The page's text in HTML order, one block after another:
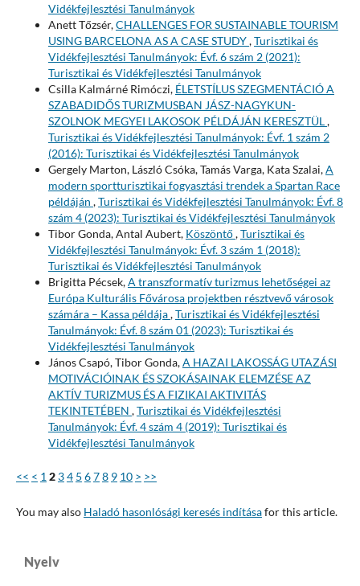
Vidékfejlesztési Tanulmányok
Anett Tőzsér,CHALLENGES FOR SUSTAINABLE TOURISM
USING BARCELONA AS A CASE STUDY,Turisztikai és
Vidékfejlesztési Tanulmányok: Évf. 6 szám 2 (2021):
Turisztikai és Vidékfejlesztési Tanulmányok
Csilla Kalmárné Rimóczi, ÉLETSTÍLUS SZEGMENTÁCIÓ A
SZABADIDŐS TURIZMUSBAN JÁSZ-NAGYKUN-
SZOLNOK MEGYEI LAKOSOK PÉLDÁJÁN KERESZTÜL,
Turisztikai és Vidékfejlesztési Tanulmányok: Évf. 1 szám 2
(2016): Turisztikai és Vidékfejlesztési Tanulmányok
Gergely Marton, László Csóka, Tamás Varga, Kata Szalai,A
modern sportturisztikai fogyasztási trendek a Spartan Race
példáján ,Turisztikai és Vidékfejlesztési Tanulmányok: Évf. 8
szám 4 (2023): Turisztikai és Vidékfejlesztési Tanulmányok
Tibor Gonda, Antal Aubert, Köszöntő,Turisztikai és
Vidékfejlesztési Tanulmányok: Évf. 3 szám 1 (2018):
Turisztikai és Vidékfejlesztési Tanulmányok
Brigitta Pécsek,A transzformatív turizmus lehetőségei az
Európa Kulturális Fővárosa projektben résztvevő városok
számára – Kassa példája,Turisztikai és Vidékfejlesztési
Tanulmányok: Évf. 8 szám 01 (2023): Turisztikai és
Vidékfejlesztési Tanulmányok
János Csapó, Tibor Gonda,A HAZAI LAKOSSÁG UTAZÁSI
MOTIVÁCIÓINAK ÉS SZOKÁSAINAK ELEMZÉSE AZ
AKTÍV TURIZMUS ÉS A FIZIKAI AKTIVITÁS
TEKINTETÉBEN ,Turisztikai és Vidékfejlesztési
Tanulmányok: Évf. 4 szám 4 (2019): Turisztikai és
Vidékfejlesztési Tanulmányok
<< < 1 2 34 5 678 9 10 > >>
You may also Haladó hasonlósági keresés indításafor this article.
Nyelv